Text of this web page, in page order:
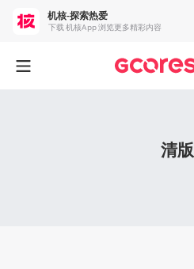
清版
机核-探索热爱
下载 机核App 浏览更多精彩内容